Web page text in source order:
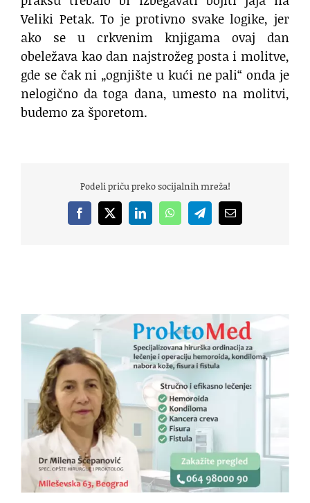
Veliki Petak. To je protivno svake logike, jer
ako se u crkvenim knjigama ovaj dan
obeležava kao dan najstrožeg posta i molitve,
gde se čak ni „ognjište u kući ne pali“ onda je
nelogično da toga dana, umesto na molitvi,
budemo za šporetom.
Podeli priču preko socijalnih mreža!
Facebook
X LinkedInWhatsAppTelegramEmail